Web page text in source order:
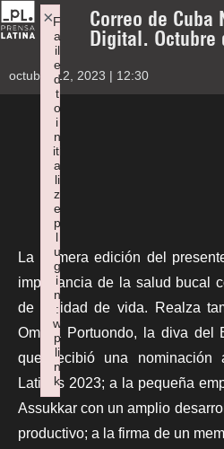
Correo de Cuba
Digital. Octubre
octubre 12, 2023 | 12:30
La primera edición del
importancia de la salud bucal
de calidad de vida. Realza
Omara Portuondo, la diva del
que recibió una nominación
Latinos 2023; a la pequeña
Assukkar con un amplio
productivo; a la firma de un
F
a
il
e
d
t
o
i
n
iti
a
li
z
e
p
l
u
g
i
n
:
w
p
li
n
k
×
Failed to initialize plugin: wplink